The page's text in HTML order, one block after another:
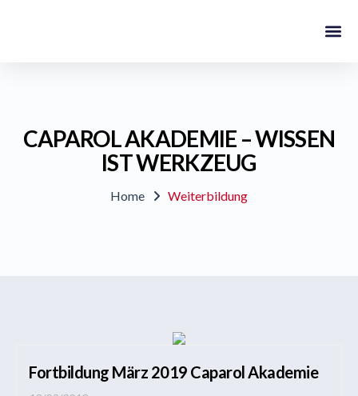
CAPAROL AKADEMIE – WISSEN
IST WERKZEUG
Home Weiterbildung
Fortbildung März 2019 Caparol Akademie